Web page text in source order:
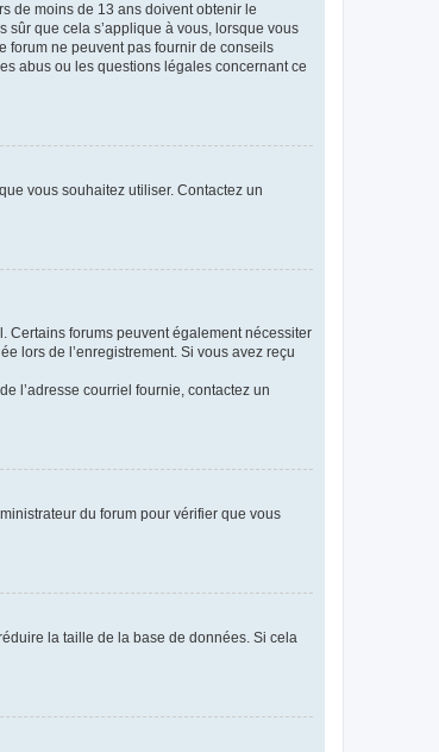
de moins de 13 ans doivent obtenir le
sûr que cela s’applique à vous, lorsque vous
forum ne peuvent pas fournir de conseils
abus ou les questions légales concernant ce
vous souhaitez utiliser. Contactez un
Certains forums peuvent également nécessiter
lors de l’enregistrement. Si vous avez reçu
l’adresse courriel fournie, contactez un
du forum pour vérifier que vous
la taille de la base de données. Si cela